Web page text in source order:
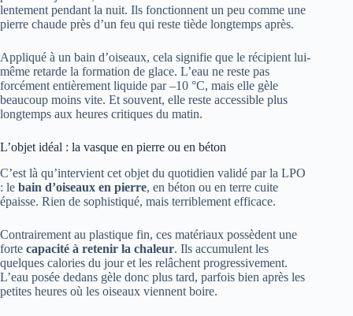
lentement pendant la nuit. Ils fonctionnent un peu comme une
pierre chaude près d’un feu qui reste tiède longtemps après.
Appliqué à un bain d’oiseaux, cela signifie que le récipient lui-
même retarde la formation de glace. L’eau ne reste pas
forcément entièrement liquide par –10 °C, mais elle gèle
beaucoup moins vite. Et souvent, elle reste accessible plus
longtemps aux heures critiques du matin.
L’objet idéal : la vasque en pierre ou en béton
C’est là qu’intervient cet objet du quotidien validé par la LPO
: le bain d’oiseaux en pierre, en béton ou en terre cuite
épaisse. Rien de sophistiqué, mais terriblement efficace.
Contrairement au plastique fin, ces matériaux possèdent une
forte capacité à retenir la chaleur. Ils accumulent les
quelques calories du jour et les relâchent progressivement.
L’eau posée dedans gèle donc plus tard, parfois bien après les
petites heures où les oiseaux viennent boire.